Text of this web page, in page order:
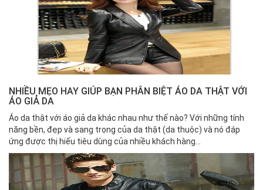
NHIỀU MẸO HAY GIÚP BẠN PHÂN BIỆT ÁO DA THẬT VỚI
ÁO GIẢ DA
Áo da thật với áo giả da khác nhau như thế nào? Với những tính
năng bền, đẹp và sang trọng của da thật (da thuộc) và nó đáp
ứng được thị hiếu tiêu dùng của nhiều khách hàng...